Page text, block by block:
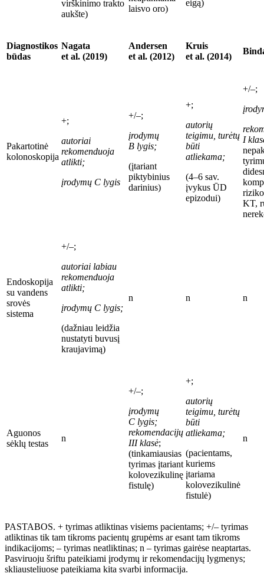
virškinimo trakto
aukšte)
laisvo oro)
eigą)
Diagnostikos
būdas
Nagata
et al. (2019)
Andersen
et al. (2012)
Kruis
et al. (2014)
Pakartotinė
kolonoskopija
+;
autoriai
rekomenduoja
atlikti;
įrodymų C lygis
+/–;
įrodymų
B lygis;
(įtariant
piktybinius
darinius)
+;
autorių
teigimu, turėtų
būti
atliekama;
(4–6 sav.
įvykus ŪD
epizodui)
+/–;
I
KT,
Endoskopija
su vandens
srovės
sistema
+/–;
autoriai labiau
rekomenduoja
atlikti;
įrodymų C lygis;
(dažniau leidžia
nustatyti buvusį
kraujavimą)
n n n
Aguonos
sėklų testas
n
+/–;
įrodymų
C lygis;
rekomendacijų
III klasė;
(tinkamiausias
tyrimas įtariant
kolovezikulinę
fistulę)
+;
autorių
teigimu, turėtų
būti
atliekama;
(pacientams,
kuriems
įtariama
kolovezikulinė
fistulė)
n
PASTABOS. + tyrimas atliktinas visiems pacientams; +/– tyrimas
atliktinas tik tam tikroms pacientų grupėms ar esant tam tikroms
indikacijoms; – tyrimas neatliktinas; n – tyrimas gairėse neaptartas.
Pasviruoju šriftu pateikiami įrodymų ir rekomendacijų lygmenys;
skliausteliuose pateikiama kita svarbi informacija.